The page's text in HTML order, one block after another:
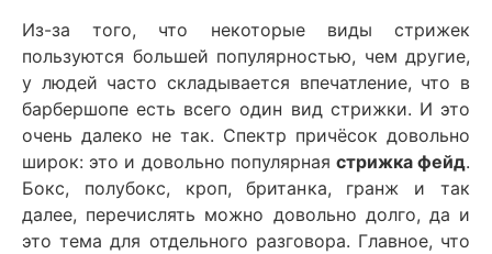
Из-за того, что некоторые виды стрижек
пользуются большей популярностью, чем другие,
у людей часто складывается впечатление, что в
барбершопе есть всего один вид стрижки. И это
очень далеко не так. Спектр причёсок довольно
широк: это и довольно популярная стрижка фейд.
Бокс, полубокс, кроп, британка, гранж и так
далее, перечислять можно довольно долго, да и
это тема для отдельного разговора. Главное, что